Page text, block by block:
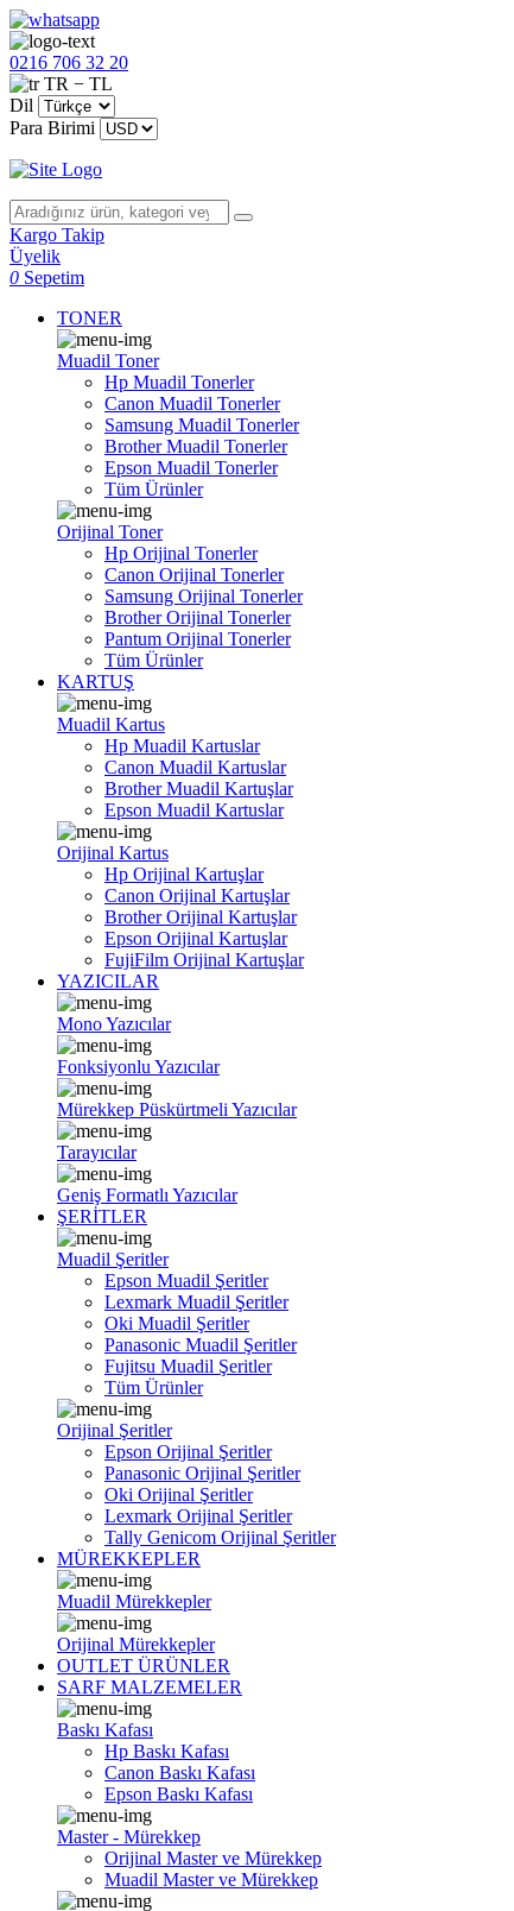
0216 706 32 20
TR − TL
Dil
Para Birimi
Kargo Takip
Üyelik
0 Sepetim
TONER
Muadil Toner
Hp Muadil Tonerler
Canon Muadil Tonerler
Samsung Muadil Tonerler
Brother Muadil Tonerler
Epson Muadil Tonerler
Tüm Ürünler
Orijinal Toner
Hp Orijinal Tonerler
Canon Orijinal Tonerler
Samsung Orijinal Tonerler
Brother Orijinal Tonerler
Pantum Orijinal Tonerler
Tüm Ürünler
KARTUŞ
Muadil Kartus
Hp Muadil Kartuslar
Canon Muadil Kartuslar
Brother Muadil Kartuşlar
Epson Muadil Kartuslar
Orijinal Kartus
Hp Orijinal Kartuşlar
Canon Orijinal Kartuşlar
Brother Orijinal Kartuşlar
Epson Orijinal Kartuşlar
FujiFilm Orijinal Kartuşlar
YAZICILAR
Mono Yazıcılar
Fonksiyonlu Yazıcılar
Mürekkep Püskürtmeli Yazıcılar
Tarayıcılar
Geniş Formatlı Yazıcılar
ŞERİTLER
Muadil Şeritler
Epson Muadil Şeritler
Lexmark Muadil Şeritler
Oki Muadil Şeritler
Panasonic Muadil Şeritler
Fujitsu Muadil Şeritler
Tüm Ürünler
Orijinal Şeritler
Epson Orijinal Şeritler
Panasonic Orijinal Şeritler
Oki Orijinal Şeritler
Lexmark Orijinal Şeritler
Tally Genicom Orijinal Şeritler
MÜREKKEPLER
Muadil Mürekkepler
Orijinal Mürekkepler
OUTLET ÜRÜNLER
SARF MALZEMELER
Baskı Kafası
Hp Baskı Kafası
Canon Baskı Kafası
Epson Baskı Kafası
Master - Mürekkep
Orijinal Master ve Mürekkep
Muadil Master ve Mürekkep